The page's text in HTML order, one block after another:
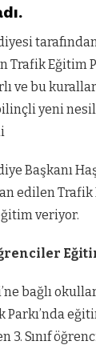
Trafik Eğitim
ve bu
yeni
Başkanı
edilen Trafik
veriyor.
bağlı
3. Sınıf